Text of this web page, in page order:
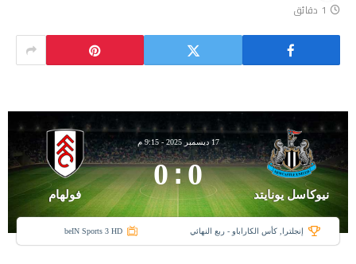
1 دقائق
نيوكاسل يونايتد
17 ديسمبر 2025 -9:15 م
0
:
0
فولهام
إنجلترا, كأس الكاراباو - ربع النهائي beIN Sports 3 HD